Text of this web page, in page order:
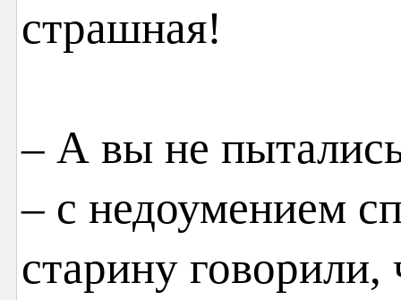
страшная!
– А вы не
– с недоумением
старину говорили,